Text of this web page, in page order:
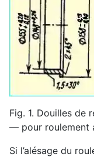
Fig. 1. Douilles de
— pour roulement
Si l’alésage du